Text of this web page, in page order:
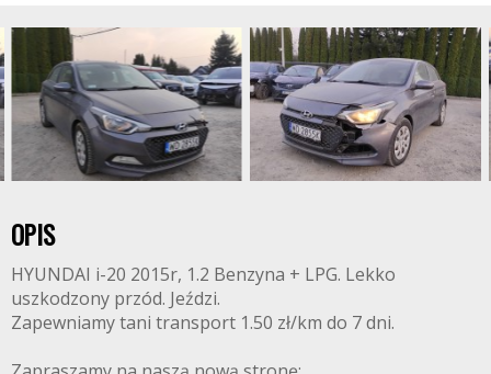
OPIS
HYUNDAI i-20 2015r, 1.2 Benzyna + LPG. Lekko
uszkodzony przód. Jeździ.
Zapewniamy tani transport 1.50 zł/km do 7 dni.